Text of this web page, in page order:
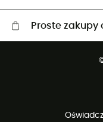
Proste zakupy